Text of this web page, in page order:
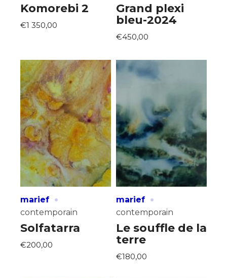
Komorebi 2
€1 350,00
Grand plexi
bleu-2024
€450,00
marief ·
contemporain
Solfatarra
€200,00
marief ·
contemporain
Le souffle de la
terre
€180,00